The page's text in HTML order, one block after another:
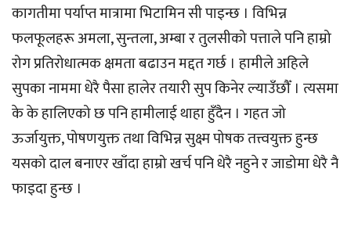
कागतीमा पर्याप्त मात्रामा भिटामिन सी पाइन्छ । विभिन्न
फलफूलहरू अमला, सुन्तला, अम्बा र तुलसीको पत्ताले पनि हाम्रो
रोग प्रतिरोधात्मक क्षमता बढाउन मद्दत गर्छ । हामीले अहिले
सुपका नाममा धेरै पैसा हालेर तयारी सुप किनेर ल्याउँछौँ । त्यसमा
के के हालिएको छ पनि हामीलाई थाहा हुँदैन । गहत जो
ऊर्जायुक्त, पोषणयुक्त तथा विभिन्न सुक्ष्म पोषक तत्त्वयुक्त हुन्छ
यसको दाल बनाएर खाँदा हाम्रो खर्च पनि धेरै नहुने र जाडोमा धेरै नै
फाइदा हुन्छ ।